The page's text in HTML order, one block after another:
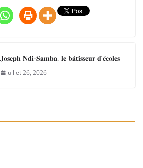
𝐉𝐨𝐬𝐞𝐩𝐡 𝐍𝐝𝐢-𝐒𝐚𝐦𝐛𝐚, 𝐥𝐞 𝐛𝐚̂𝐭𝐢𝐬𝐬𝐞𝐮𝐫 𝐝’𝐞́𝐜𝐨𝐥𝐞𝐬
juillet 26, 2026